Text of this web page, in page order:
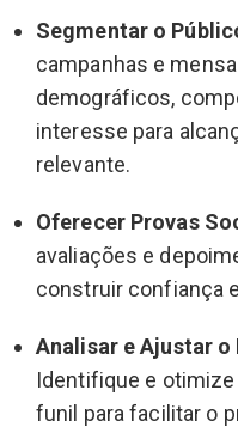
Segmentar o
campanhas e
demográficos,
interesse para
relevante.
Oferecer Provas
avaliações e
construir confiança
Analisar e Ajustar o
Identifique e
funil para facilitar o